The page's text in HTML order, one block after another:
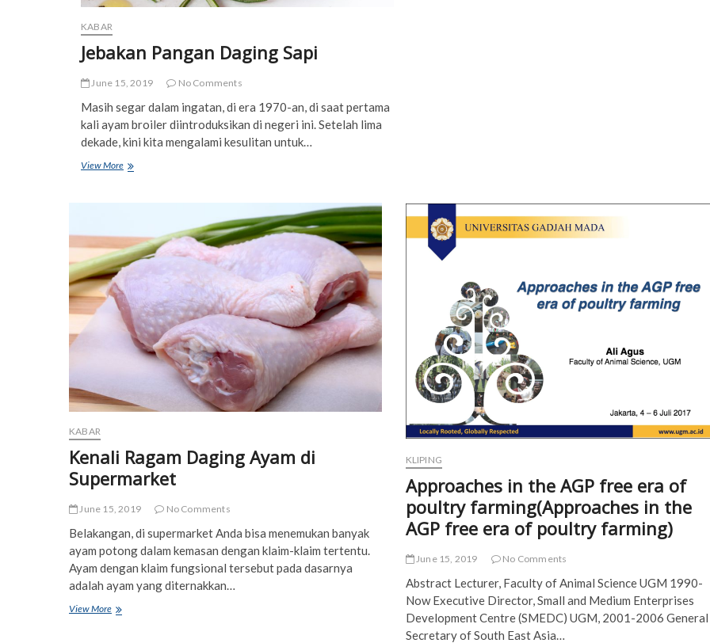
KABAR
Jebakan Pangan Daging Sapi
June 15, 2019 No Comments
Masih segar dalam ingatan, di era 1970-an, di saat pertama
kali ayam broiler diintroduksikan di negeri ini. Setelah lima
dekade, kini kita mengalami kesulitan untuk…
View MoreJebakan
KABAR
Kenali Ragam Daging Ayam di
Supermarket
June 15, 2019 No Comments
Belakangan, di supermarket Anda bisa menemukan banyak
ayam potong dalam kemasan dengan klaim-klaim tertentu.
Ayam dengan klaim fungsional tersebut pada dasarnya
adalah ayam yang diternakkan…
View MoreKenali
KLIPING
Approaches in the AGP free era of
poultry farming(Approaches in the
AGP free era of poultry farming)
June 15, 2019 No Comments
Abstract Lecturer, Faculty of Animal Science UGM 1990-
Now Executive Director, Small and Medium Enterprises
Development Centre (SMEDC) UGM, 2001-2006 General
Secretary of South East Asia…